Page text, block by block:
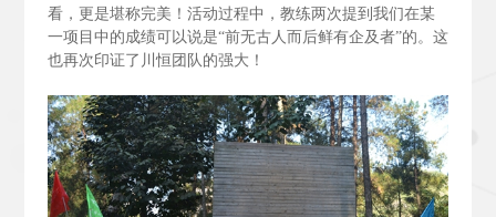
看，更是堪称完美！活动过程中，教练两次提到我们在某
一项目中的成绩可以说是“前无古人而后鲜有企及者”的。这
也再次印证了川恒团队的强大！